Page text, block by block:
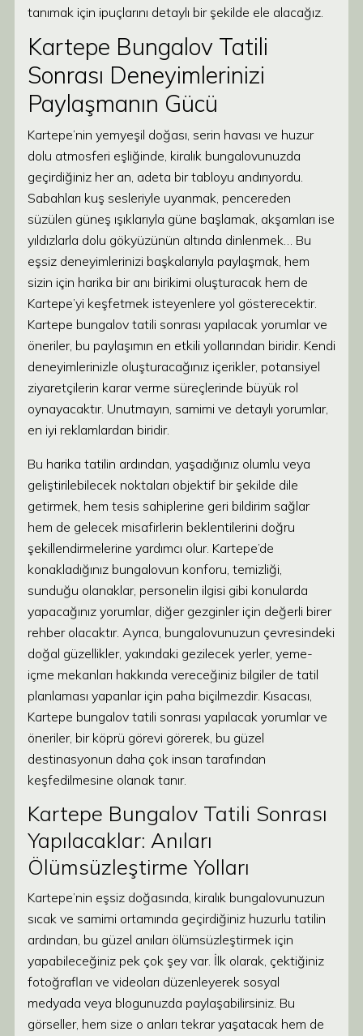
tanımak için ipuçlarını detaylı bir şekilde ele alacağız.
Kartepe Bungalov Tatili
Sonrası Deneyimlerinizi
Paylaşmanın Gücü
Kartepe’nin yemyeşil doğası, serin havası ve huzur
dolu atmosferi eşliğinde, kiralık bungalovunuzda
geçirdiğiniz her an, adeta bir tabloyu andırıyordu.
Sabahları kuş sesleriyle uyanmak, pencereden
süzülen güneş ışıklarıyla güne başlamak, akşamları ise
yıldızlarla dolu gökyüzünün altında dinlenmek… Bu
eşsiz deneyimlerinizi başkalarıyla paylaşmak, hem
sizin için harika bir anı birikimi oluşturacak hem de
Kartepe’yi keşfetmek isteyenlere yol gösterecektir.
Kartepe bungalov tatili sonrası yapılacak yorumlar ve
öneriler, bu paylaşımın en etkili yollarından biridir. Kendi
deneyimlerinizle oluşturacağınız içerikler, potansiyel
ziyaretçilerin karar verme süreçlerinde büyük rol
oynayacaktır. Unutmayın, samimi ve detaylı yorumlar,
en iyi reklamlardan biridir.
Bu harika tatilin ardından, yaşadığınız olumlu veya
geliştirilebilecek noktaları objektif bir şekilde dile
getirmek, hem tesis sahiplerine geri bildirim sağlar
hem de gelecek misafirlerin beklentilerini doğru
şekillendirmelerine yardımcı olur. Kartepe’de
konakladığınız bungalovun konforu, temizliği,
sunduğu olanaklar, personelin ilgisi gibi konularda
yapacağınız yorumlar, diğer gezginler için değerli birer
rehber olacaktır. Ayrıca, bungalovunuzun çevresindeki
doğal güzellikler, yakındaki gezilecek yerler, yeme-
içme mekanları hakkında vereceğiniz bilgiler de tatil
planlaması yapanlar için paha biçilmezdir. Kısacası,
Kartepe bungalov tatili sonrası yapılacak yorumlar ve
öneriler, bir köprü görevi görerek, bu güzel
destinasyonun daha çok insan tarafından
keşfedilmesine olanak tanır.
Kartepe Bungalov Tatili Sonrası
Yapılacaklar: Anıları
Ölümsüzleştirme Yolları
Kartepe’nin eşsiz doğasında, kiralık bungalovunuzun
sıcak ve samimi ortamında geçirdiğiniz huzurlu tatilin
ardından, bu güzel anıları ölümsüzleştirmek için
yapabileceğiniz pek çok şey var. İlk olarak, çektiğiniz
fotoğrafları ve videoları düzenleyerek sosyal
medyada veya blogunuzda paylaşabilirsiniz. Bu
görseller, hem size o anları tekrar yaşatacak hem de